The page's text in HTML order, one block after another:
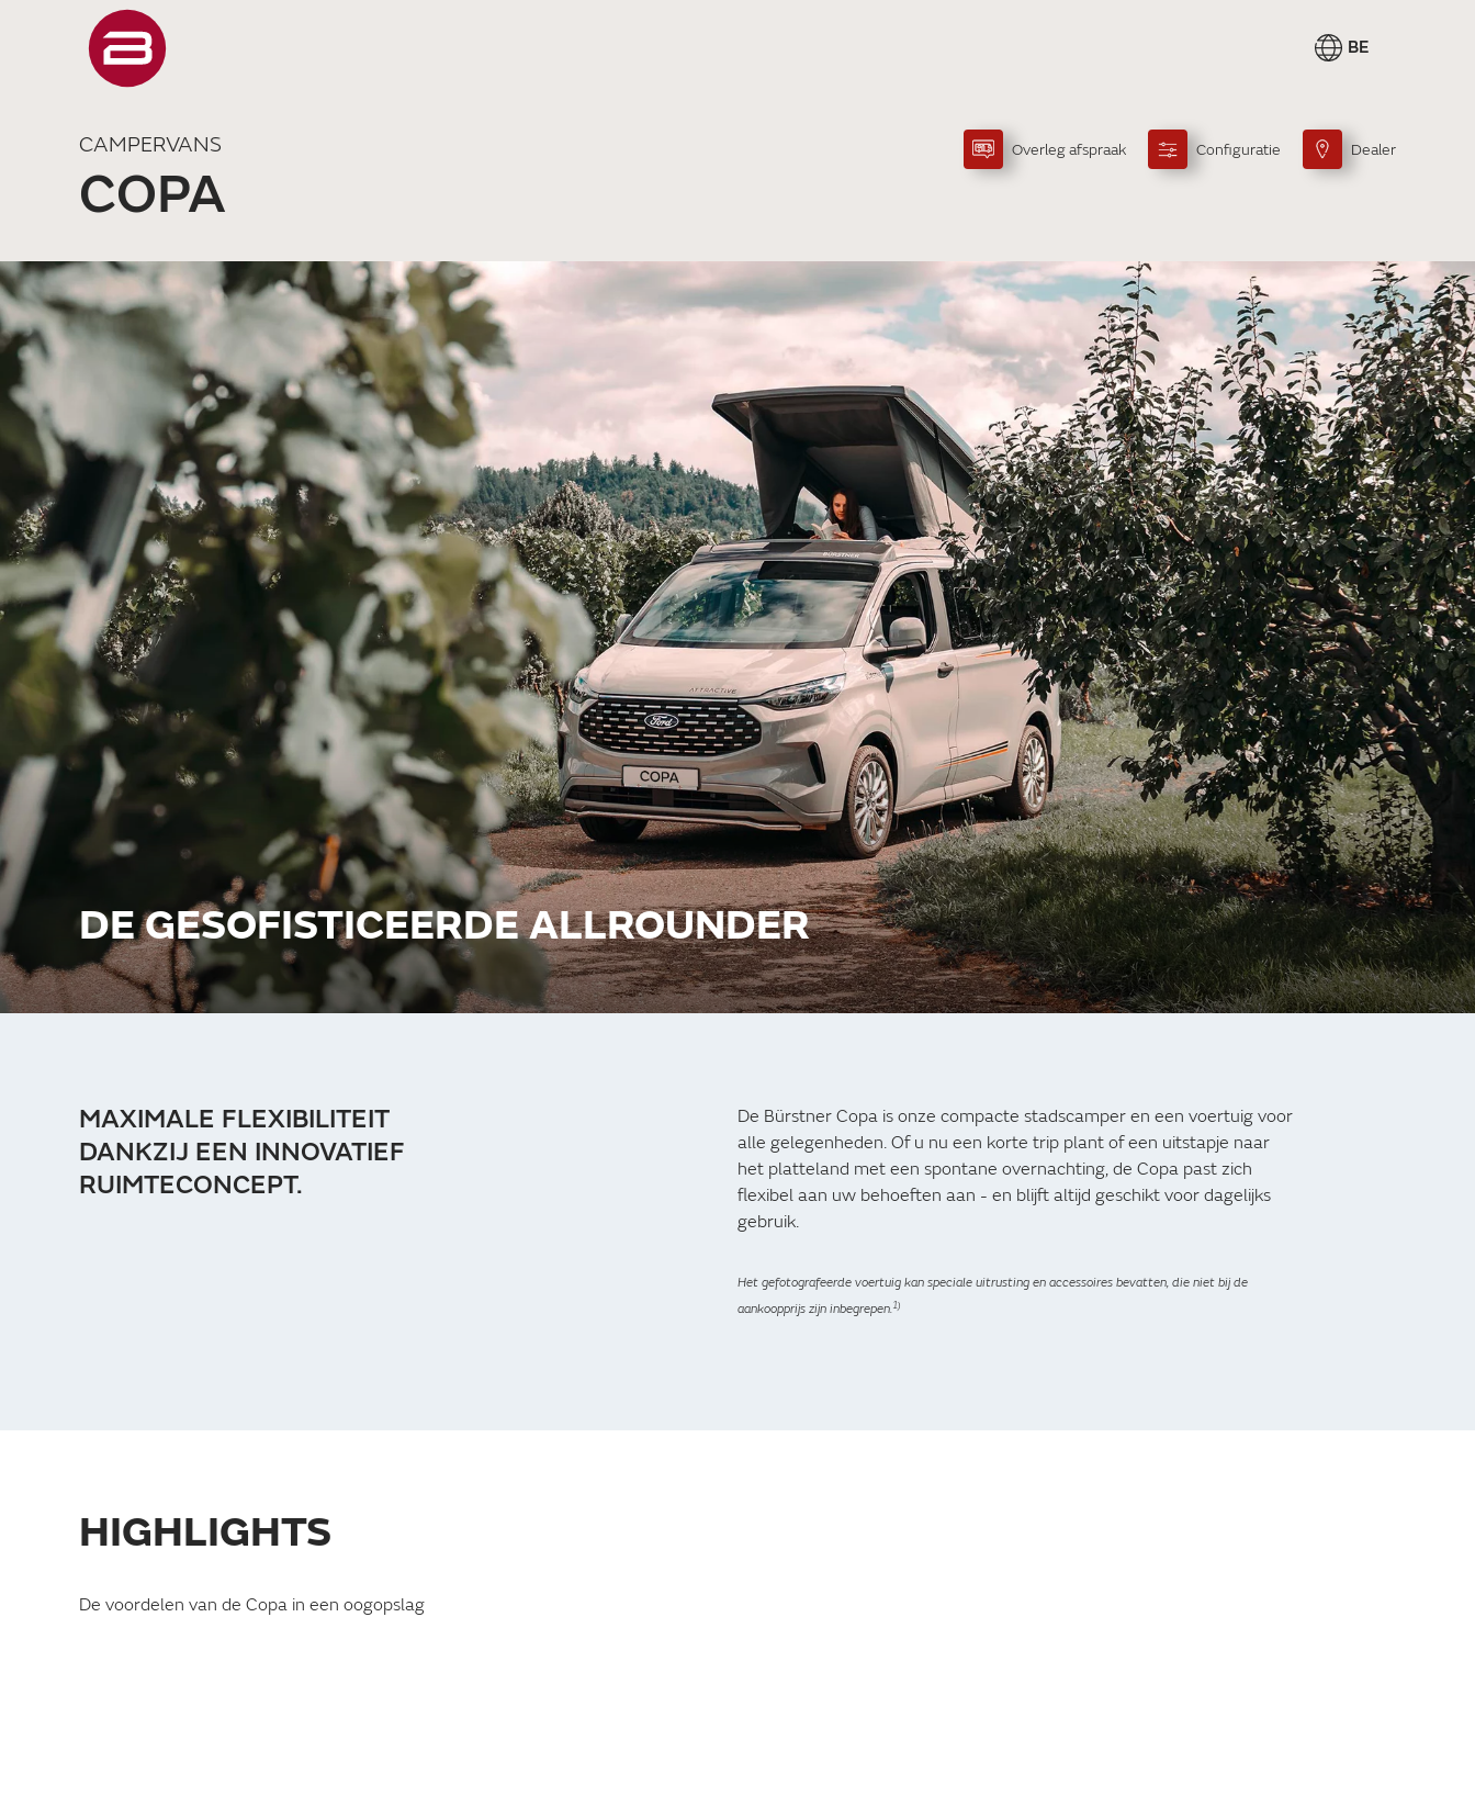
BE
CAMPERVANS
COPA
Overleg afspraak Configuratie Dealer
DE GESOFISTICEERDE ALLROUNDER
MAXIMALE FLEXIBILITEIT
DANKZIJ EEN INNOVATIEF
RUIMTECONCEPT.
De Bürstner Copa is onze compacte stadscamper en een voertuig voor
alle gelegenheden. Of u nu een korte trip plant of een uitstapje naar
het platteland met een spontane overnachting, de Copa past zich
flexibel aan uw behoeften aan - en blijft altijd geschikt voor dagelijks
gebruik.
Het gefotografeerde voertuig kan speciale uitrusting en accessoires bevatten, die niet bij de
aankoopprijs zijn inbegrepen.1)
HIGHLIGHTS
De voordelen van de Copa in een oogopslag